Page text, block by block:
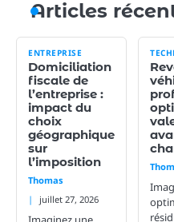
Articles
ENTREPRISE
Domiciliation
fiscale de
l’entreprise :
impact du
choix
géographique
sur
l’imposition
Thomas
juillet 27, 2026